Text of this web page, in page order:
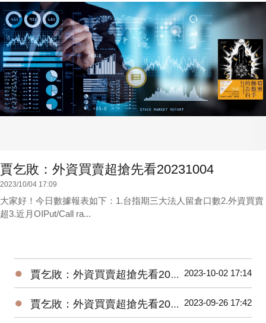
賈乞敗：外資買賣超搶先看20231004
2023/10/04 17:09
大家好！今日數據報表如下：1.台指期三大法人留倉口數2.外資買賣
超3.近月OIPut/Call ra...
● 賈乞敗：外資買賣超搶先看20231002 2023-10-02 17:14
● 賈乞敗：外資買賣超搶先看20230926 2023-09-26 17:42